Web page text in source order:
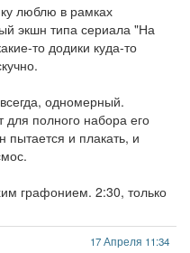
люблю в рамках
экшн типа сериала "На
то додики куда-то
одномерный.
для полного набора его
пытается и плакать, и
графонием. 2:30, только
17 Апреля 11:34